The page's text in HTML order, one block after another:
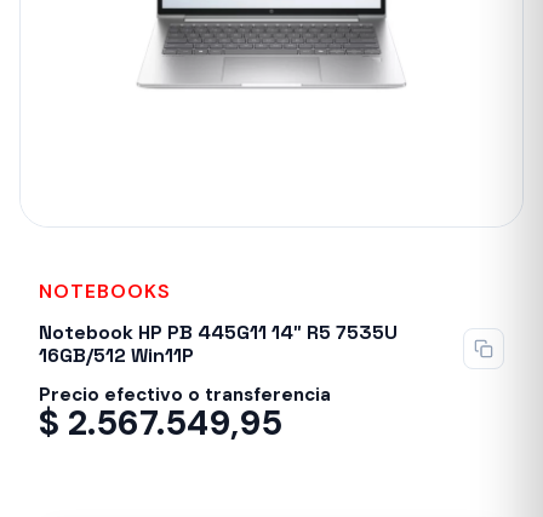
NOTEBOOKS
Notebook HP PB 445G11 14″ R5 7535U
16GB/512 Win11P
Precio efectivo o transferencia
$ 2.567.549,95